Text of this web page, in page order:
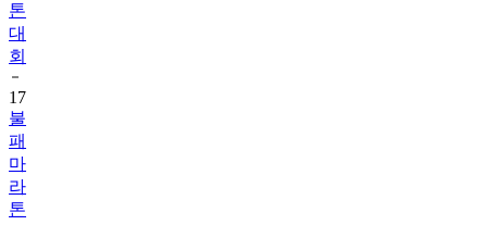
톤
대
회
17
불
패
마
라
톤